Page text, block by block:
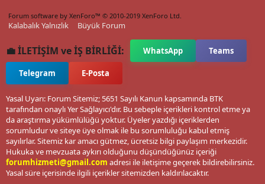
Forum software by XenForo™ © 2010-2019 XenForo Ltd.
Kalabalık Yalnızlık Büyük Forum
💼 İLETİŞİM ve İŞ BİRLİĞİ: WhatsApp Teams
Telegram E-Posta
Yasal Uyarı: Forum Sitemiz; 5651 Sayılı Kanun kapsamında BTK
tarafından onaylı Yer Sağlayıcı'dır. Bu sebeple içerikleri kontrol etme ya
da araştırma yükümlülüğü yoktur. Üyeler yazdığı içeriklerden
sorumludur ve siteye üye olmak ile bu sorumluluğu kabul etmiş
sayılırlar. Sitemiz kar amacı gütmez, ücretsiz bilgi paylaşım merkezidir.
Hukuka ve mevzuata aykırı olduğunu düşündüğünüz içeriği
forumhizmeti@gmail.com adresi ile iletişime geçerek bildirebilirsiniz.
Yasal süre içerisinde ilgili içerikler sitemizden kaldırılacaktır.